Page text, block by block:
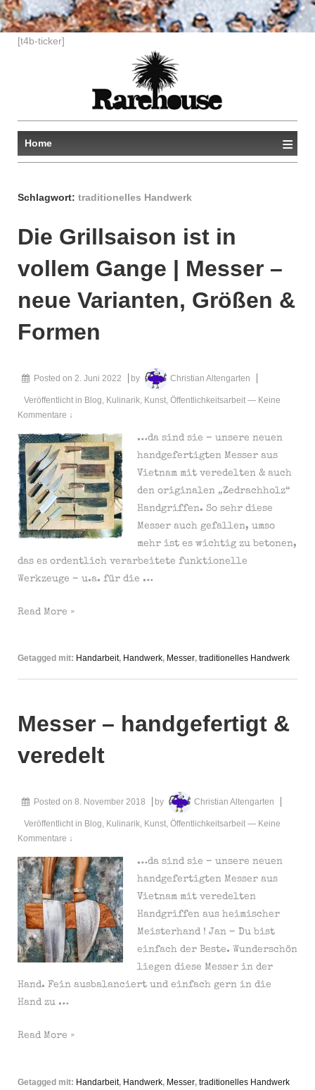
↓[t4b-ticker]
Home ≡
Schlagwort: traditionelles Handwerk
Die Grillsaison ist in
vollem Gange | Messer –
neue Varianten, Größen &
Formen
Posted on 2. Juni 2022 by Christian Altengarten
Veröffentlicht in Blog Kulinarik Kunst Öffentlichkeitsarbeit — Keine
Kommentare ↓
…da sind sie – unsere neuen
handgefertigten Messer aus
Vietnam mit veredelten & auch
den originalen „Zedrachholz“
Handgriffen. So sehr diese
Messer auch gefallen, umso
mehr ist es wichtig zu betonen,
das es ordentlich verarbeitete funktionelle
Werkzeuge – u.a. für die …
Die
|
–
Größen
Formen
Read More »
Getagged mit: Handarbeit, Handwerk, Messer, traditionelles Handwerk
Messer – handgefertigt &
veredelt
Posted on 8. November 2018 by Christian Altengarten
Veröffentlicht in Blog, Kulinarik, Kunst, Öffentlichkeitsarbeit — Keine
Kommentare ↓
…da sind sie – unsere neuen
handgefertigten Messer aus
Vietnam mit veredelten
Handgriffen aus heimischer
Meisterhand ! Jan – Du bist
einfach der Beste. Wunderschön
liegen diese Messer in der
Hand. Fein ausbalanciert und einfach gern in die
Hand zu …
Messer
Read More »
Getagged mit: Handarbeit, Handwerk, Messer, traditionelles Handwerk